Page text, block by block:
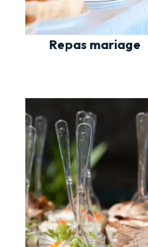
Repas mariage